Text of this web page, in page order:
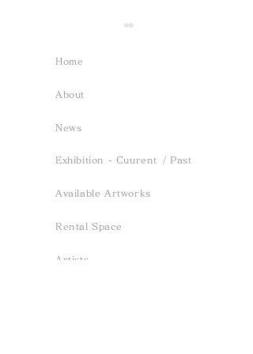
Event- 2026.12.13 sun
Home
About
News
/ Past
Exhibition - Cuurent
Available Artworks
Rental Space
Artists